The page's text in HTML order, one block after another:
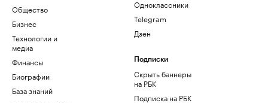
Общество
Бизнес
Технологии и
медиа
Финансы
Биографии
База знаний
Одноклассники
Telegram
Дзен
Подписки
Скрыть баннеры
на РБК
Подписка на РБК